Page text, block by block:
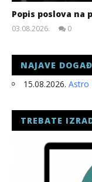
Popis poslova na
03.08.2026.
0
NAJAVE
15.08.2026. Astro
TREBATE